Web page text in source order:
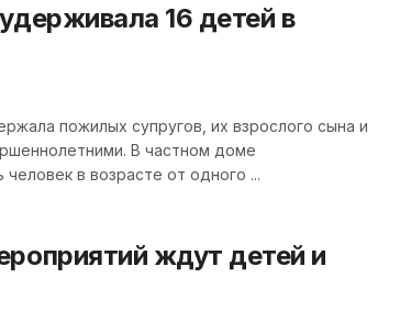
16 детей в
пожилых супругов, их взрослого сына и
В частном доме
в возрасте от одного ...
ждут детей и